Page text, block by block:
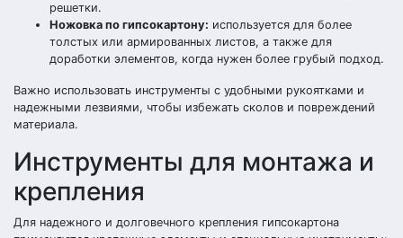
решетки.
Ножовка по гипсокартону: используется для более
толстых или армированных листов, а также для
доработки элементов, когда нужен более грубый подход.
Важно использовать инструменты с удобными рукоятками и
надежными лезвиями, чтобы избежать сколов и повреждений
материала.
Инструменты для монтажа и
крепления
Для надежного и долговечного крепления гипсокартона